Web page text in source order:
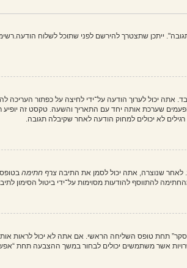
ייתכן שתצטרך להירשם לפני שתוכל לשלוח
אתה יכול לערוך הודעה על־ידי לחיצה על כפתור
שערכת אותה יחד עם התאריך והשעה. טקסט זה יופיע
לא יכולים למחוק הודעה לאחר שקיבלה תגובה.
שנוצרה, אתה יכול לסמן את התיבה צרף חתימה
להתווסף להודעות מסוימות על־ידי ביטול הסימון
תחת טופס השליחה הראשי. אם אתה לא יכול לראות